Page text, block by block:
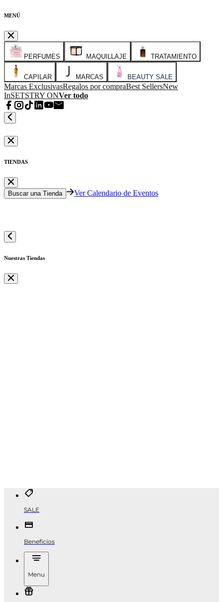
MENÚ
PERFUMES MAQUILLAJE TRATAMIENTO
CAPILAR MARCAS BEAUTY SALE
Marcas ExclusivasRegalos por compraBest SellersNew
InSETSTRY ONVer todo
TIENDAS
Buscar una Tienda Ver Calendario de Eventos
Nuestras Tiendas
SALE
Beneficios
Menu